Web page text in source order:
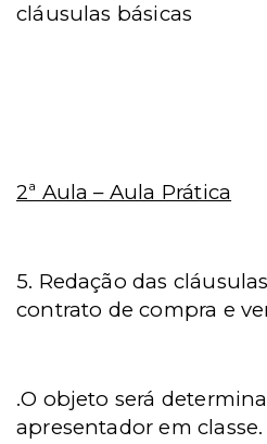
cláusulas básicas
2ª Aula – Aula Prática
5. Redação das
contrato de compra e
.O objeto será
apresentador em classe.